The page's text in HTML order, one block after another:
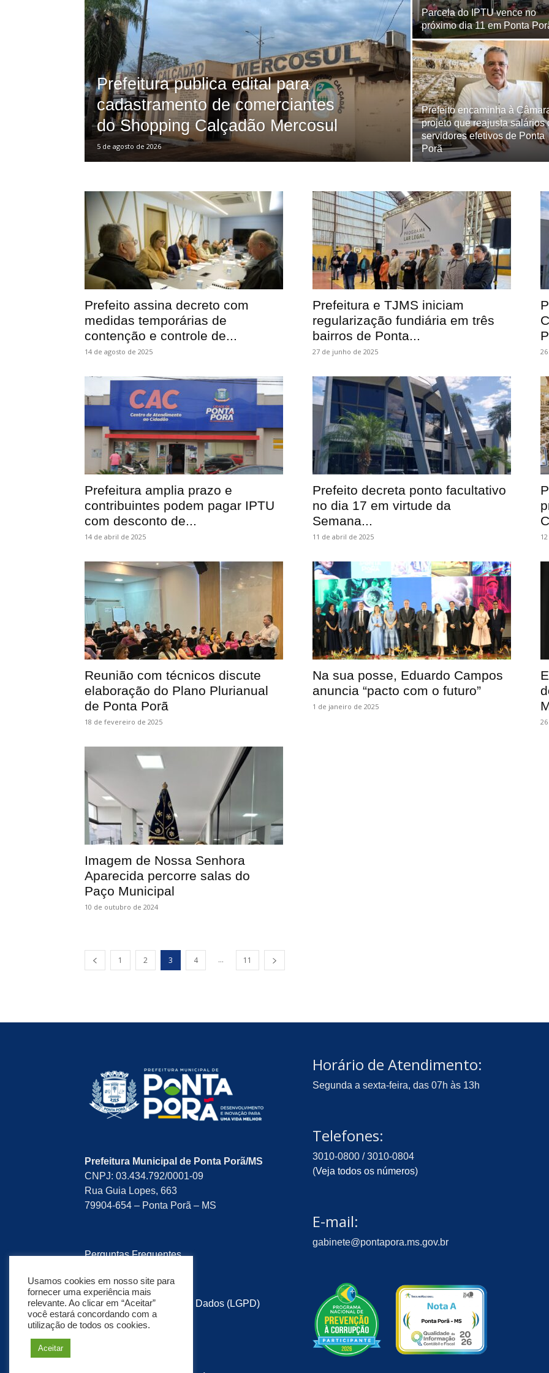
Porã
Prefeitura publica edital para
cadastramento de comerciantes
do Shopping Calçadão Mercosul
5 de agosto de 2026
Parcela do IPTU vence no
próximo dia 11 em Ponta
Prefeito encaminha à
projeto que reajusta salários
servidores efetivos de Ponta
Porã
Prefeito assina decreto com
medidas temporárias de
contenção e controle de...
14 de agosto de 2025
Prefeitura e TJMS iniciam
regularização fundiária em três
bairros de Ponta...
27 de junho de 2025
Prefeitura amplia prazo e
contribuintes podem pagar IPTU
com desconto de...
14 de abril de 2025
Prefeito decreta ponto facultativo
no dia 17 em virtude da
Semana...
11 de abril de 2025
Reunião com técnicos discute
elaboração do Plano Plurianual
de Ponta Porã
18 de fevereiro de 2025
Na sua posse, Eduardo Campos
anuncia “pacto com o futuro”
1 de janeiro de 2025
Imagem de Nossa Senhora
Aparecida percorre salas do
Paço Municipal
10 de outubro de 2024
1 2 3 4 ... 11
Prefeitura Municipal de Ponta Porã/MS
CNPJ: 03.434.792/0001-09
Rua Guia Lopes, 663
79904-654 – Ponta Porã – MS
Perguntas Frequentes
Pesquisa de Satisfação
Lei Geral de Proteção de Dados (LGPD)
Política de Privacidade
Horário de Atendimento:
Segunda a sexta-feira, das 07h às 13h
Telefones:
3010-0800 / 3010-0804
(Veja todos os números)
E-mail:
gabinete@pontapora.ms.gov.br
Usamos cookies em nosso site para
fornecer uma experiência mais
relevante. Ao clicar em “Aceitar”
você estará concordando com a
utilização de todos os cookies.
Aceitar